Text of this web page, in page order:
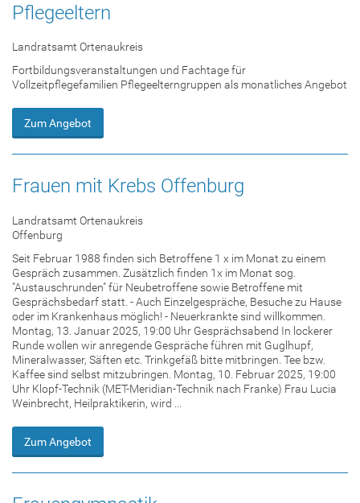
Pflegeeltern
Landratsamt Ortenaukreis
Fortbildungsveranstaltungen und Fachtage für
Vollzeitpflegefamilien Pflegeelterngruppen als monatliches Angebot
Zum Angebot
Frauen mit Krebs Offenburg
Landratsamt Ortenaukreis
Offenburg
Seit Februar 1988 finden sich Betroffene 1 x im Monat zu einem
Gespräch zusammen. Zusätzlich finden 1x im Monat sog.
"Austauschrunden" für Neubetroffene sowie Betroffene mit
Gesprächsbedarf statt. - Auch Einzelgespräche, Besuche zu Hause
oder im Krankenhaus möglich! - Neuerkrankte sind willkommen.
Montag, 13. Januar 2025, 19:00 Uhr Gesprächsabend In lockerer
Runde wollen wir anregende Gespräche führen mit Guglhupf,
Mineralwasser, Säften etc. Trinkgefäß bitte mitbringen. Tee bzw.
Kaffee sind selbst mitzubringen. Montag, 10. Februar 2025, 19:00
Uhr Klopf-Technik (MET-Meridian-Technik nach Franke) Frau Lucia
Weinbrecht, Heilpraktikerin, wird ...
Zum Angebot